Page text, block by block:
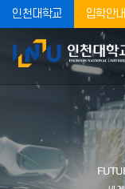
인천대학교 입학안내